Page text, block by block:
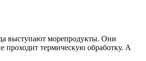
выступают морепродукты. Они
термическую обработку. А